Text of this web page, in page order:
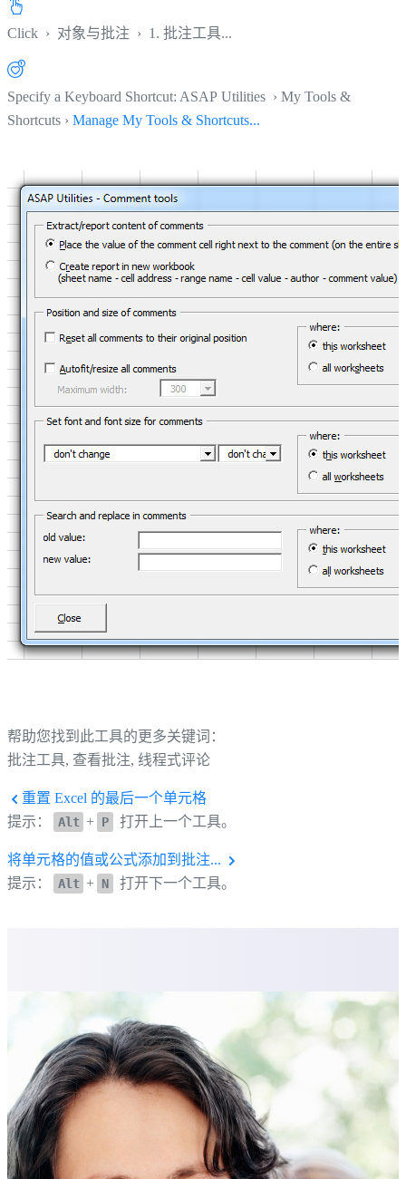
Click › 对象与批注 › 1. 批注工具...
Specify a Keyboard Shortcut: ASAP Utilities › My Tools &
Shortcuts › Manage My Tools & Shortcuts...
帮助您找到此工具的更多关键词：
批注工具, 查看批注, 线程式评论
重置 Excel 的最后一个单元格
提示：
Alt + P 打开上一个工具。
将单元格的值或公式添加到批注...
提示：
Alt + N 打开下一个工具。